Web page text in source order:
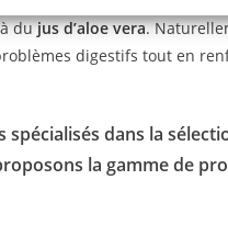
à dujus d’aloe vera.
digestifs tout en
dans la
la gamme de